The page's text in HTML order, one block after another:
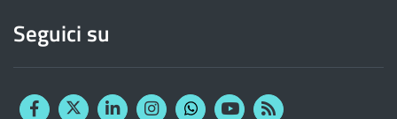
Seguici su
FacebookTwitterLinkedinInstagram
YouTubeRSS